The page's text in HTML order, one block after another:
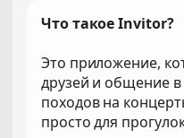
Что такое Invitor?
Это приложение,
друзей и общение
походов на
просто для